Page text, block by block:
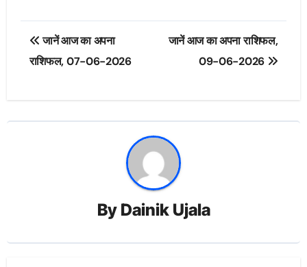
Post
navigation
जानें आज का अपना
राशिफल, 07-06-2026
जानें आज का अपना राशिफल,
09-06-2026
By Dainik Ujala